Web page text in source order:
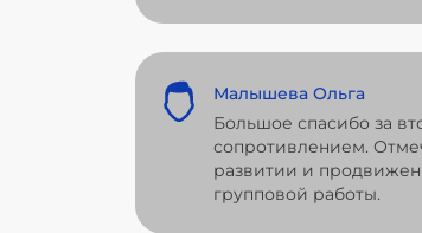
Малышева Ольга
Большое спасибо за
сопротивлением.
развитии и
групповой работы.